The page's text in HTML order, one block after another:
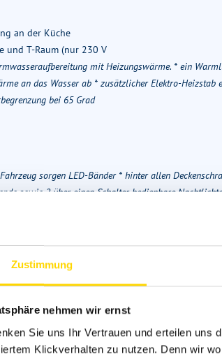
Zustimmung
nehmen wir ernst
Sie uns Ihr Vertrauen und erteilen uns
Klickverhalten zu nutzen. Denn wir
an der Küche
und T-Raum (nur 230 V
mit Heizungswärme. * ein
an das Wasser ab * zusätzlicher Elektro-Heizstab
bei 65 Grad
sorgen LED-Bänder * hinter allen
sowie 2 über einen Schalter bedienbare